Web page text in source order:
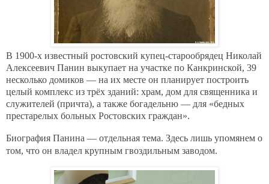
В 1900-х известный ростовский купец-старообрядец Николай
Алексеевич Панин выкупает на участке по Канкринской, 39
несколько домиков — на их месте он планирует построить
целый комплекс из трёх зданий: храм, дом для священника и
служителей (причта), а также богадельню — для «бедных
престарелых больных Ростовских граждан».
Биография Панина — отдельная тема. Здесь лишь упомянем о
том, что он владел крупным гвоздильным заводом.